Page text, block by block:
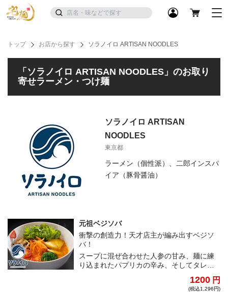
トップ お店から探す ソラノイロ ARTISAN NOODLES
「ソラノイロ ARTISAN NOODLES」のお取り
寄せラーメン・つけ麺
ソラノイロ ARTISAN
NOODLES
東京都
ラーメン（個性派）、二郎インスパ
イア（豚骨醤油）
元祖ベジソバ
衝撃の創造力！天才店主が編み出すベジソ
バ！
スープに混ぜ合わせた人参の甘み、麺に練
り込まれたパプリカの辛み、そしてタレに
究極のベジソバ。クリエイティブ天才店主
1200 円
(税込1,296円)